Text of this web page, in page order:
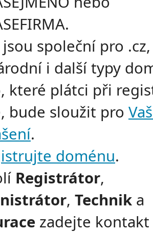
společní pro .cz,
i další typy
které plátci při
bude sloužit pro
.
doménu.
Registrátor,
, Technik a
zadejte kontakt